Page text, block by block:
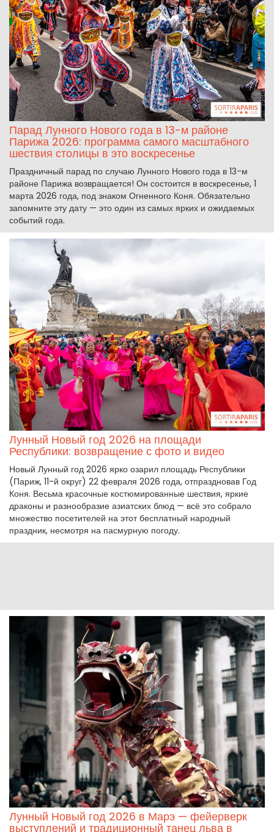
Парад Лунного Нового года в 13-м районе
Парижа 2026: программа самого масштабного
шествия столицы в это воскресенье
Праздничный парад по случаю Лунного Нового года в 13-м
районе Парижа возвращается! Он состоится в воскресенье, 1
марта 2026 года, под знаком Огненного Коня. Обязательно
запомните эту дату — это один из самых ярких и ожидаемых
событий года.
Лунный Новый год 2026 на площади
Республики: возвращение с фото и видео
Новый Лунный год 2026 ярко озарил площадь Республики
(Париж, 11-й округ) 22 февраля 2026 года, отпраздновав Год
Коня. Весьма красочные костюмированные шествия, яркие
драконы и разнообразие азиатских блюд — всё это собрало
множество посетителей на этот бесплатный народный
праздник, несмотря на пасмурную погоду.
Лунный Новый год 2026 в Марэ — фейерверк
выступлений и традиционный танец льва в